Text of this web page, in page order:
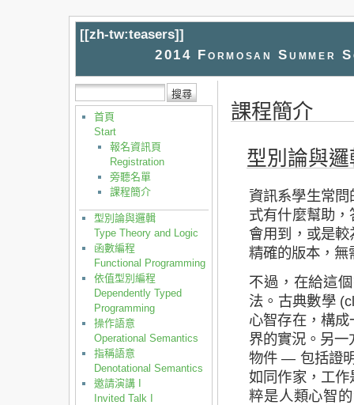
[[zh-tw:teasers]]
2014 Formosan Summer
首頁
Start
報名資訊頁
Registration
旁聽名單
課程簡介
型別論與邏輯
Type Theory and Logic
函數編程
Functional Programming
依值型別編程
Dependently Typed
Programming
操作語意
Operational Semantics
指稱語意
Denotational Semantics
邀請演講 I
Invited Talk I
課程簡介
型別論與邏
資訊系學生常
式有什麼幫助
會用到，或是
精確的版本，無
不過，在給這
法。古典數學
心智存在，構
界的實況。另
物件 — 包括證
如同作家，工
粹是人類心智